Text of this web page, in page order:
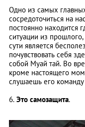
Одно из самых
сосредоточиться на
постоянно находится
ситуации из
сути является
почувствовать себя
собой Муай тай. Во
кроме настоящего
слушаешь его
6. Это самозащита.